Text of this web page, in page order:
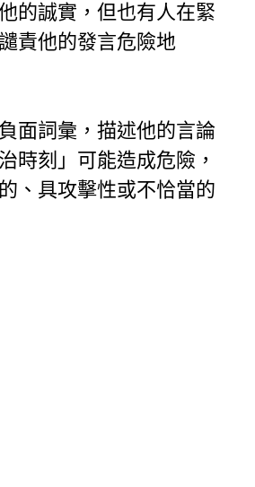
誠實，但也有人在緊
責他的發言危險地
面詞彙，描述他的言論
時刻」可能造成危險，
、具攻擊性或不恰當的